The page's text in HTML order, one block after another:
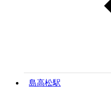
島高松駅